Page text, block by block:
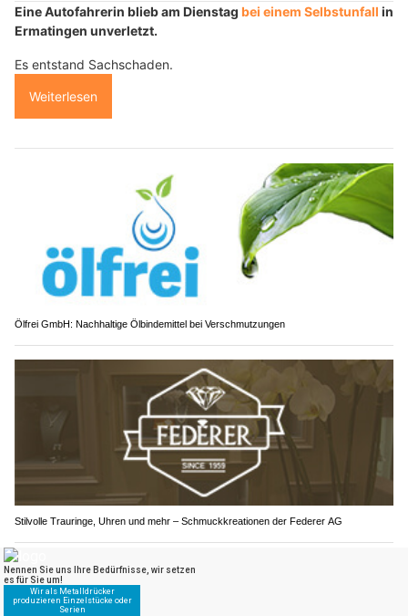
Eine Autofahrerin blieb am Dienstag bei einem Selbstunfall in
Ermatingen unverletzt.
Es entstand Sachschaden.
Weiterlesen
Ölfrei GmbH: Nachhaltige Ölbindemittel bei Verschmutzungen
Stilvolle Trauringe, Uhren und mehr – Schmuckkreationen der Federer AG